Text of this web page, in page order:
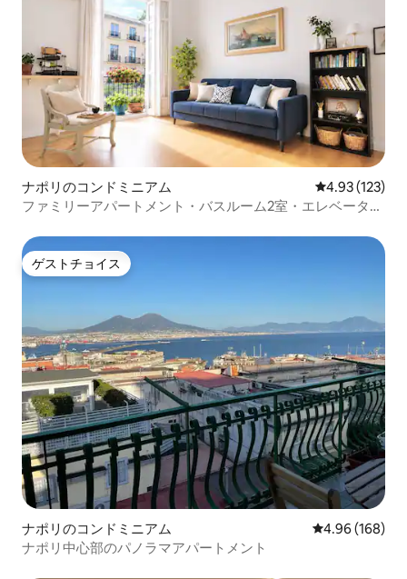
ナポリのコンドミニアム レビュー123
4.93 (123)
ファミリーアパートメント・バスルーム2室・エレベータ
ゲストチョイス
ゲストチョイス
ナポリのコンドミニアム レビュー168
4.96 (168)
ナポリ中心部のパノラマアパートメント